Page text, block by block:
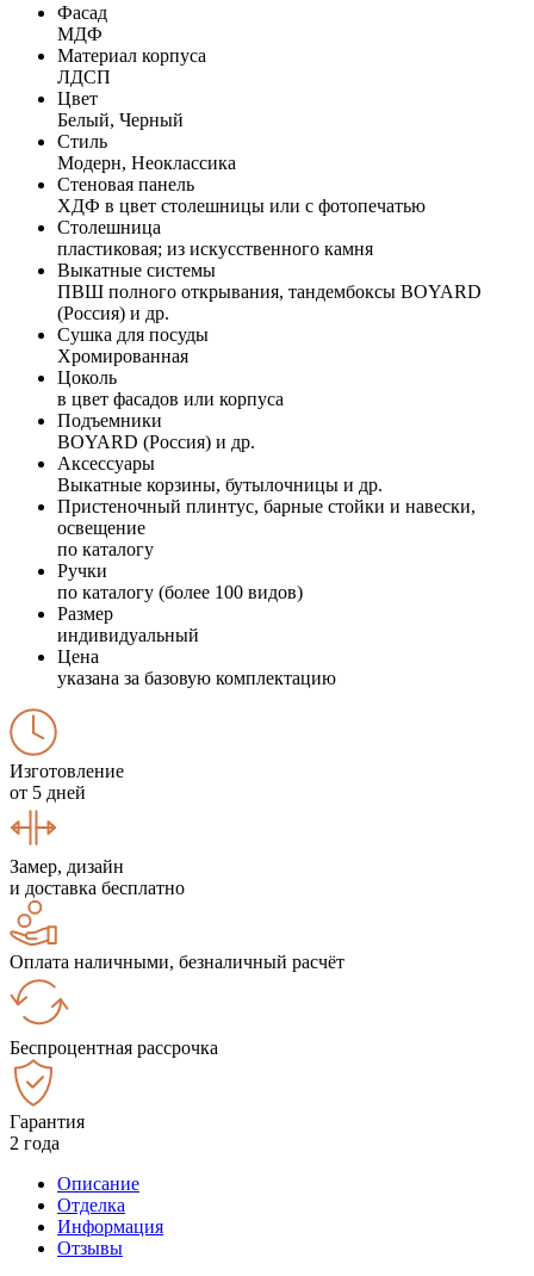
Фасад
МДФ
Материал корпуса
ЛДСП
Цвет
Белый, Черный
Стиль
Модерн, Неоклассика
Стеновая панель
ХДФ в цвет столешницы или с фотопечатью
Столешница
пластиковая; из искусственного камня
Выкатные системы
ПВШ полного открывания, тандембоксы BOYARD
(Россия) и др.
Сушка для посуды
Хромированная
Цоколь
в цвет фасадов или корпуса
Подъемники
BOYARD (Россия) и др.
Аксессуары
Выкатные корзины, бутылочницы и др.
Пристеночный плинтус, барные стойки и навески,
освещение
по каталогу
Ручки
по каталогу (более 100 видов)
Размер
индивидуальный
Цена
указана за базовую комплектацию
Изготовление
от 5 дней
Замер, дизайн
и доставка бесплатно
Оплата наличными, безналичный расчёт
Беспроцентная рассрочка
Гарантия
2 года
Описание
Отделка
Информация
Отзывы